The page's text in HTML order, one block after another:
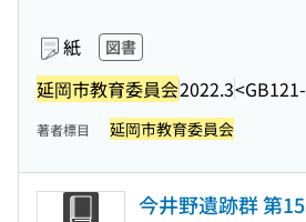
紙 図書
延岡市教育委員会2022.3
著者標目 延岡市教育委員会
今井野遺跡群 第